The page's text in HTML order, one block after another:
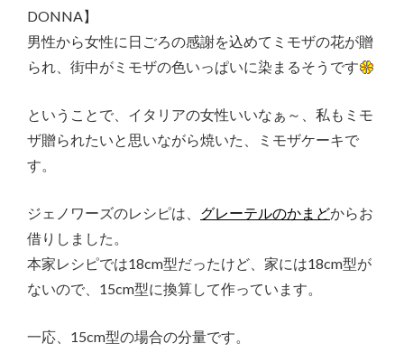
DONNA】
男性から女性に日ごろの感謝を込めてミモザの花が贈
られ、街中がミモザの色いっぱいに染まるそうです
ということで、イタリアの女性いいなぁ～、私もミモ
ザ贈られたいと思いながら焼いた、ミモザケーキで
す。
ジェノワーズのレシピは、 グレーテルのかまどからお
借りしました。
本家レシピでは18cm型だったけど、家には18cm型が
ないので、15cm型に換算して作っています。
一応、15cm型の場合の分量です。